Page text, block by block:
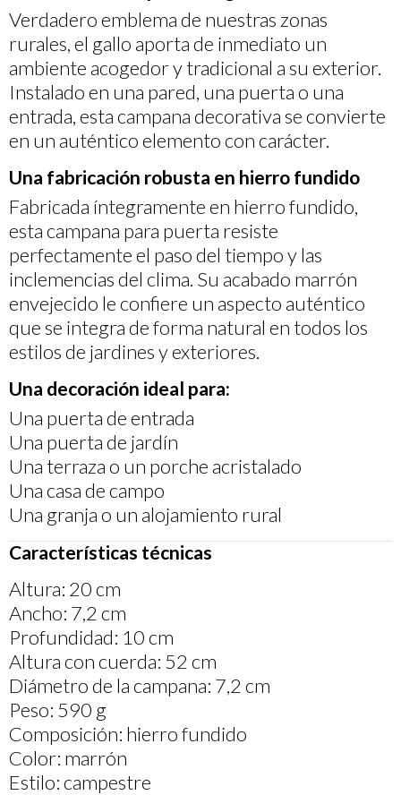
Verdadero emblema de nuestras zonas
rurales, el gallo aporta de inmediato un
ambiente acogedor y tradicional a su exterior.
Instalado en una pared, una puerta o una
entrada, esta campana decorativa se convierte
en un auténtico elemento con carácter.
Una fabricación robusta en hierro fundido
Fabricada íntegramente en hierro fundido,
esta campana para puerta resiste
perfectamente el paso del tiempo y las
inclemencias del clima. Su acabado marrón
envejecido le confiere un aspecto auténtico
que se integra de forma natural en todos los
estilos de jardines y exteriores.
Una decoración ideal para:
Una puerta de entrada
Una puerta de jardín
Una terraza o un porche acristalado
Una casa de campo
Una granja o un alojamiento rural
Características técnicas
Altura: 20 cm
Ancho: 7,2 cm
Profundidad: 10 cm
Altura con cuerda: 52 cm
Diámetro de la campana: 7,2 cm
Peso: 590 g
Composición: hierro fundido
Color: marrón
Estilo: campestre